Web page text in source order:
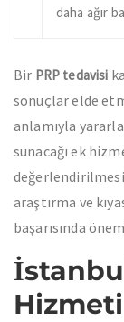
daha ağır
Bir PRP tedavisi
sonuçlar elde
anlamıyla
sunacağı ek
araştırma ve
başarısında
Hizmeti